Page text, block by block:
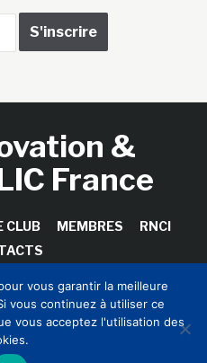
&
France
CLUB MEMBRES
RNCI
& Culture CLIC France /
Conseils
vous garantir la meilleure
vous continuez à utiliser ce
vous acceptez l'utilisation des